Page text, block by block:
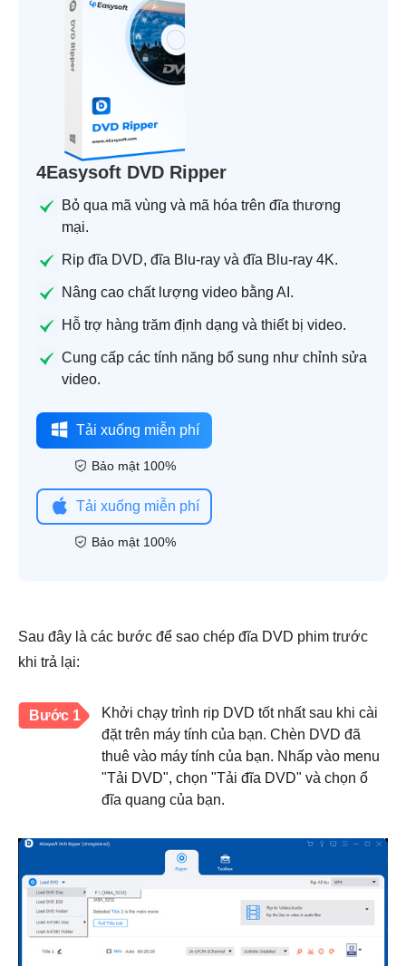
4Easysoft DVD Ripper
Bỏ qua mã vùng và mã hóa trên đĩa thương
mại.
Rip đĩa DVD, đĩa Blu-ray và đĩa Blu-ray 4K.
Nâng cao chất lượng video bằng AI.
Hỗ trợ hàng trăm định dạng và thiết bị video.
Cung cấp các tính năng bổ sung như chỉnh sửa
video.
Tải xuống miễn phí
Bảo mật 100%
Tải xuống miễn phí
Bảo mật 100%
Sau đây là các bước để sao chép đĩa DVD phim trước
khi trả lại:
Bước 1
Khởi chạy trình rip DVD tốt nhất sau khi cài
đặt trên máy tính của bạn. Chèn DVD đã
thuê vào máy tính của bạn. Nhấp vào menu
"Tải DVD", chọn "Tải đĩa DVD" và chọn ổ
đĩa quang của bạn.